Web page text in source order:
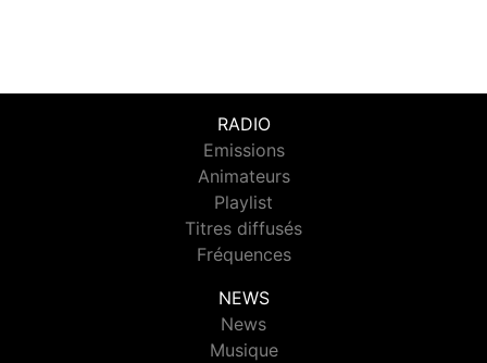
RADIO
Emissions
Animateurs
Playlist
Titres diffusés
Fréquences
NEWS
News
Musique